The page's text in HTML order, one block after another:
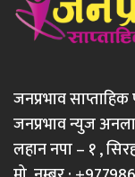
जनप्रभाव साप्ताहिक
जनप्रभाव न्युज
लहान नपा – १ ,